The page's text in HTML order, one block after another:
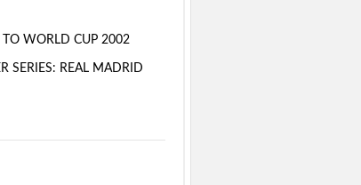
WORLD CUP 2002
SERIES: REAL MADRID